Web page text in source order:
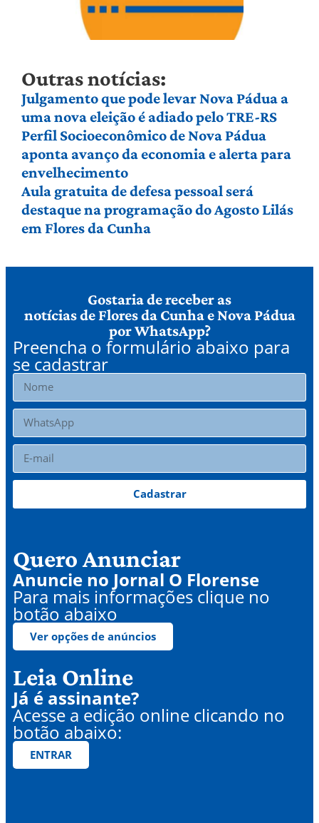
Outras notícias:
Julgamento que pode levar Nova Pádua a
uma nova eleição é adiado pelo TRE-RS
Perfil Socioeconômico de Nova Pádua
aponta avanço da economia e alerta para
envelhecimento
Aula gratuita de defesa pessoal será
destaque na programação do Agosto Lilás
em Flores da Cunha
Gostaria de receber as
notícias de Flores da Cunha e Nova Pádua
por WhatsApp?
Preencha o formulário abaixo para
se cadastrar
Cadastrar
Quero Anunciar
Anuncie no Jornal O Florense
Para mais informações clique no
botão abaixo
Ver opções de anúncios
Leia Online
Já é assinante?
Acesse a edição online clicando no
botão abaixo:
ENTRAR